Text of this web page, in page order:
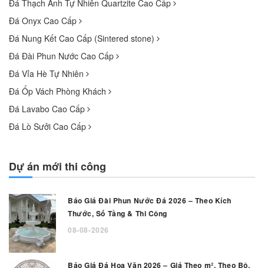
Đá Thạch Anh Tự Nhiên Quartzite Cao Cấp
Đá Onyx Cao Cấp
Đá Nung Kết Cao Cấp (Sintered stone)
Đá Đài Phun Nước Cao Cấp
Đá Vỉa Hè Tự Nhiên
Đá Ốp Vách Phòng Khách
Đá Lavabo Cao Cấp
Đá Lò Sưởi Cao Cấp
Dự án mới thi công
Báo Giá Đài Phun Nước Đá 2026 – Theo Kích
Thước, Số Tầng & Thi Công
08-08-2026
Báo Giá Đá Hoa Văn 2026 – Giá Theo m², Theo Bộ,